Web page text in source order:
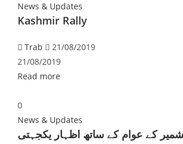
News & Updates
Kashmir Rally
Trab
21/08/2019
21/08/2019
Read more
0
News & Updates
کے عوام کے ساتھ اظہار یکجہتی